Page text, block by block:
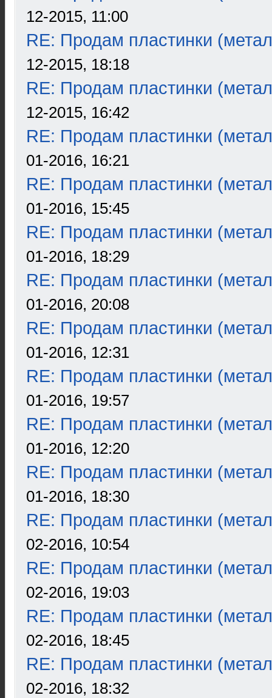
12-2015, 11:00
RE: Продам пластинки
12-2015, 18:18
RE: Продам пластинки
12-2015, 16:42
RE: Продам пластинки
01-2016, 16:21
RE: Продам пластинки
01-2016, 15:45
RE: Продам пластинки
01-2016, 18:29
RE: Продам пластинки
01-2016, 20:08
RE: Продам пластинки
01-2016, 12:31
RE: Продам пластинки
01-2016, 19:57
RE: Продам пластинки
01-2016, 12:20
RE: Продам пластинки
01-2016, 18:30
RE: Продам пластинки
02-2016, 10:54
RE: Продам пластинки
02-2016, 19:03
RE: Продам пластинки
02-2016, 18:45
RE: Продам пластинки
02-2016, 18:32